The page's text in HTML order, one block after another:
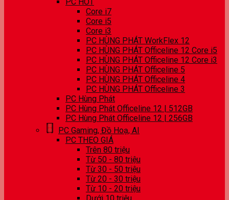
Core i7
Core i5
Core i3
PC HÙNG PHÁT WorkFlex 12
PC HÙNG PHÁT Officeline 12 Core i5
PC HÙNG PHÁT Officeline 12 Core i3
PC HÙNG PHÁT Officeline 5
PC HÙNG PHÁT Officeline 4
PC HÙNG PHÁT Officeline 3
PC Hùng Phát
PC Hùng Phát Officeline 12 | 512GB
PC Hùng Phát Officeline 12 | 256GB
PC Gaming, Đồ Hoạ, AI
PC THEO GIÁ
Trên 80 triệu
Từ 50 - 80 triệu
Từ 30 - 50 triệu
Từ 20 - 30 triệu
Từ 10 - 20 triệu